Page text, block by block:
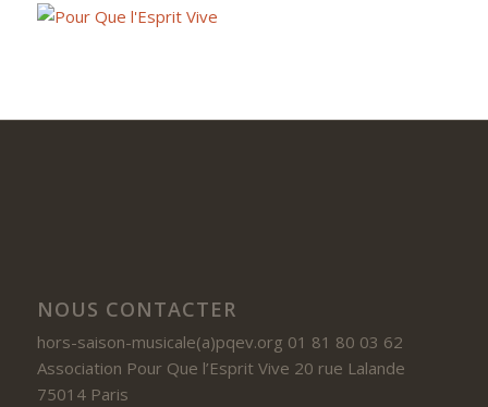
NOUS CONTACTER
hors-saison-musicale(a)pqev.org 01 81 80 03 62
Association Pour Que l’Esprit Vive 20 rue Lalande
75014 Paris